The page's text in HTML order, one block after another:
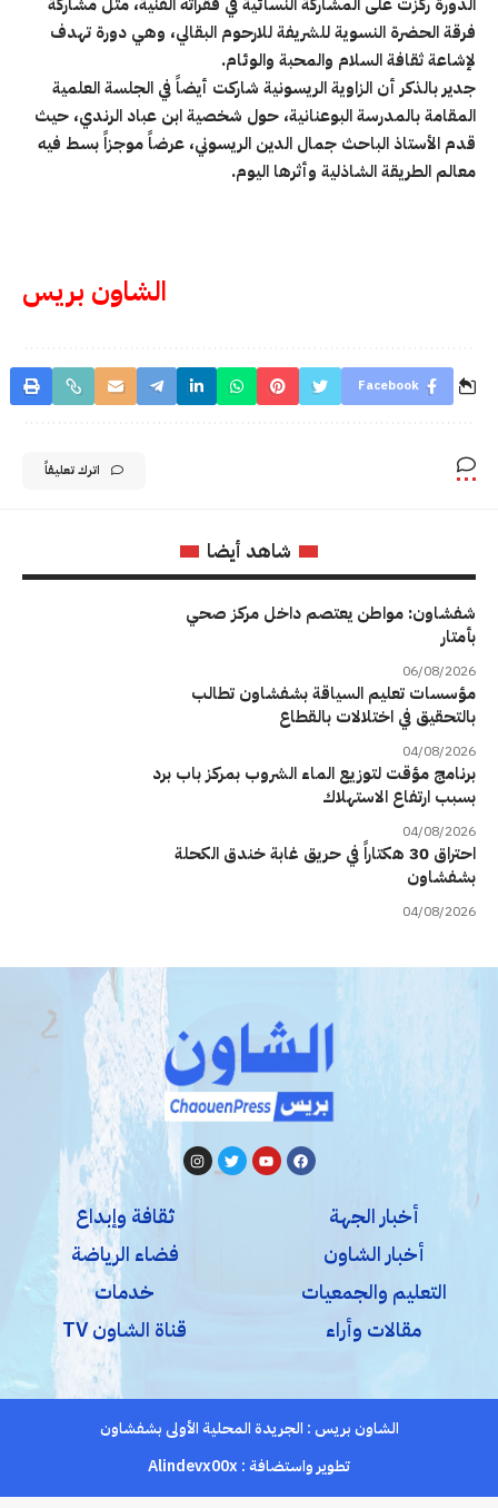
فرقة الحضرة النسوية للشريفة للارحوم البقالي، وهي دورة تهدف
لإشاعة ثقافة السلام والمحبة والوئام.
جدير بالذكر أن الزاوية الريسونية شاركت أيضاً في الجلسة العلمية
المقامة بالمدرسة البوعنانية، حول شخصية ابن عباد الرندي، حيث
قدم الأستاذ الباحث جمال الدين الريسوني، عرضاً موجزاً بسط فيه
معالم الطريقة الشاذلية وأثرها اليوم.
الشاون بريس
Facebook
اترك تعليقاً
شاهد أيضا
شفشاون: مواطن يعتصم داخل مركز صحي
بأمتار
06/08/2026
مؤسسات تعليم السياقة بشفشاون تطالب
بالتحقيق في اختلالات بالقطاع
04/08/2026
برنامج مؤقت لتوزيع الماء الشروب بمركز باب برد
بسبب ارتفاع الاستهلاك
04/08/2026
احتراق 30 هكتاراً في حريق غابة خندق الكحلة
بشفشاون
04/08/2026
أخبار الجهة
أخبار الشاون
التعليم والجمعيات
مقالات وأراء
ثقافة وإبداع
فضاء الرياضة
خدمات
قناة الشاون TV
الشاون بريس : الجريدة المحلية الأولى بشفشاون
تطوير واستضافة : Alindevx00x